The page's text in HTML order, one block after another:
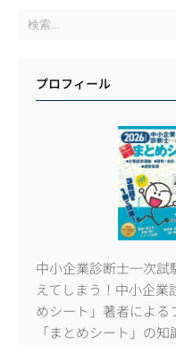
プロフィール
中小企業診断士一次試
えてしまう！中小企
めシート」著者による
「まとめシート」の